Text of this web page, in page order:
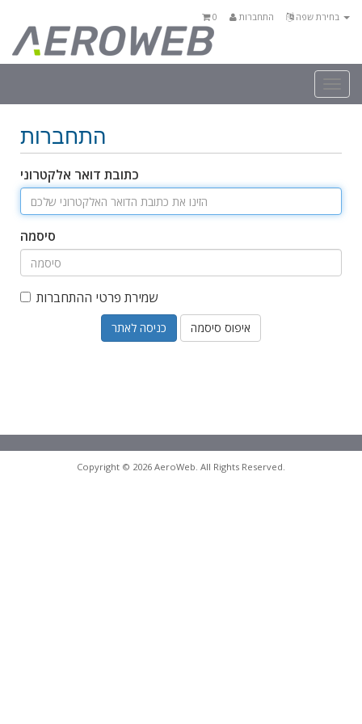
התחברות 0
התחברות
כתובת דואר אלקטרוני
סיסמה
שמירת פרטי ההתחברות
איפוס סיסמה
Copyright © 2026 AeroWeb. All Rights Reserved.